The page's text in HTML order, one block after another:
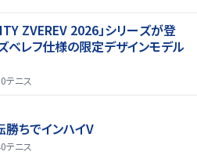
ZVEREV 2026」シリーズが登
ベレフ仕様の限定デザインモデル
テニス
ちでインハイV
テニス